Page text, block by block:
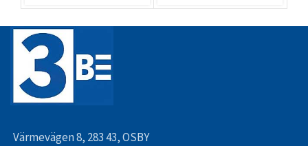
Värmevägen 8, 283 43, OSBY